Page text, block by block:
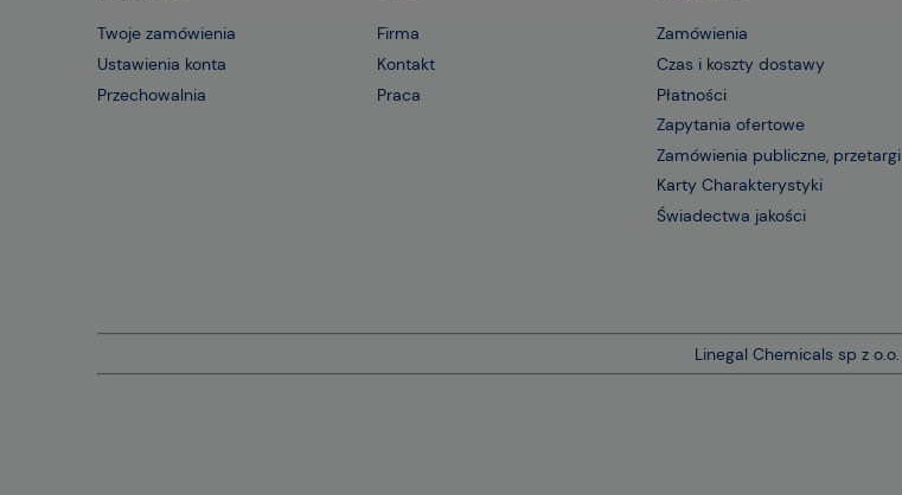
Twoje zamówienia
Ustawienia konta
Przechowalnia
Firma
Kontakt
Praca
Zamówienia
Czas i koszty dostawy
Płatności
Zapytania ofertowe
Zamówienia publiczne, przetargi
Karty Charakterystyki
Świadectwa jakości
Linegal Chemicals sp z o.o.